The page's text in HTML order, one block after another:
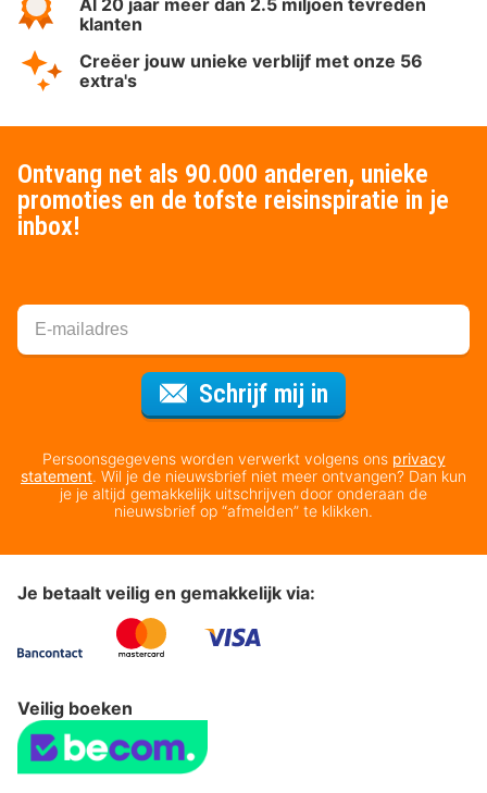
klanten
Creëer jouw unieke verblijf met onze 56
extra's
Ontvang net als 90.000 anderen, unieke
promoties en de tofste reisinspiratie in je
inbox!
Schrijf mij in
Persoonsgegevens worden verwerkt volgens ons privacy
statement. Wil je de nieuwsbrief niet meer ontvangen? Dan kun
je je altijd gemakkelijk uitschrijven door onderaan de
nieuwsbrief op “afmelden” te klikken.
Je betaalt veilig en gemakkelijk via:
Veilig boeken